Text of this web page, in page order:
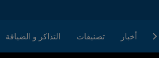
أخبار تصنيفات التذاكر و الضيافة